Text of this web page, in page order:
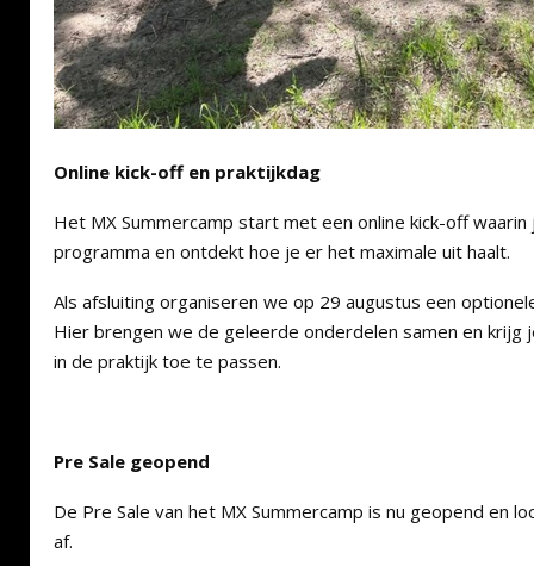
Online kick-off en praktijkdag
Het MX Summercamp start met een online kick-off
programma en ontdekt hoe je er het maximale uit haalt.
Als afsluiting organiseren we op 29 augustus een
Hier brengen we de geleerde onderdelen samen en krijg
in de praktijk toe te passen.
Pre Sale geopend
De Pre Sale van het MX Summercamp is nu geopend en
af.